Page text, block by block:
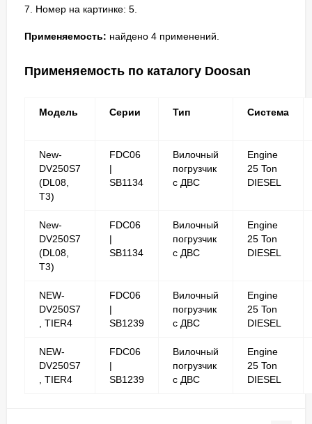
7. Номер на картинке: 5.
Применяемость: найдено 4 применений.
Применяемость по каталогу Doosan
Модель Серии Тип Система
New-
DV250S7
(DL08,
T3)
FDC06
|
SB1134
Вилочный
погрузчик
с ДВС
Engine
25 Ton
DIESEL
New-
DV250S7
(DL08,
T3)
FDC06
|
SB1134
Вилочный
погрузчик
с ДВС
Engine
25 Ton
DIESEL
NEW-
DV250S7
, TIER4
FDC06
|
SB1239
Вилочный
погрузчик
с ДВС
Engine
25 Ton
DIESEL
NEW-
DV250S7
, TIER4
FDC06
|
SB1239
Вилочный
погрузчик
с ДВС
Engine
25 Ton
DIESEL